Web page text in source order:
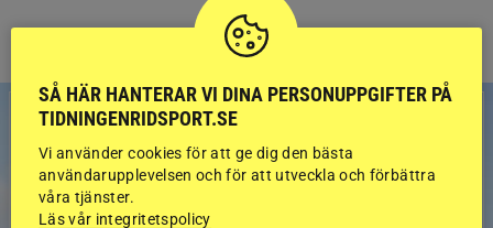
SÅ HÄR HANTERAR VI DINA PERSONUPPGIFTER PÅ
TIDNINGENRIDSPORT.SE
Vi använder cookies för att ge dig den bästa
användarupplevelsen och för att utveckla och förbättra
våra tjänster.
Läs vår integritetspolicy